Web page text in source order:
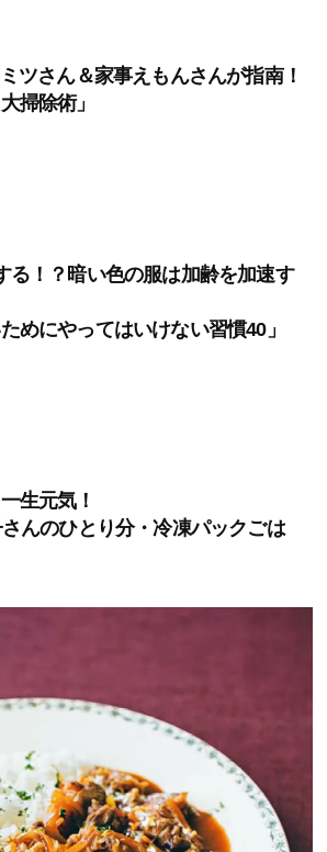
ツさん＆家事えもんさんが指南！
掃除術」
る！？暗い色の服は加齢を加速す
めにやってはいけない習慣40」
生元気！
さんのひとり分・冷凍パックごは